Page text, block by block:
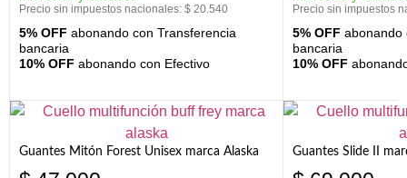
Precio sin impuestos nacionales: $ 20.540
5% OFF abonando con Transferencia
bancaria
10% OFF abonando con Efectivo
Precio sin impuestos
5% OFF abonando
bancaria
10% OFF
Guantes Mitón Forest Unisex marca Alaska Guantes Slide II